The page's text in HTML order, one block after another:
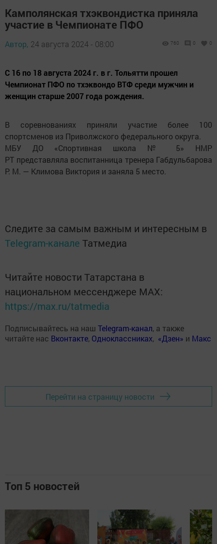
Камполянская тхэквондистка приняла
участие в Чемпионате ПФО
Автор, 24 августа 2024 - 08:00 760 0 0
С 16 по 18 августа 2024 г. в г. Тольятти прошел
Чемпионат ПФО по тхэквондо ВТФ среди мужчин и
женщин старше 2007 года рождения.
В соревнованиях приняли участие более 100
спортсменов из Приволжского федерального округа.
МБУ ДО «Спортивная школа № 5» НМР
РТ представляла воспитанница тренера Габдульбарова
Р. М. — Климова Виктория и заняла 5 место.
Следите за самым важным и интересным в
Telegram-канале Татмедиа
Читайте новости Татарстана в
национальном мессенджере MАХ:
https://max.ru/tatmedia
Подписывайтесь на наш Telegram-канал, а также
читайте нас Вконтакте, Одноклассниках, «Дзен» и Макс
Перейти на страницу новости
Топ 5 новостей